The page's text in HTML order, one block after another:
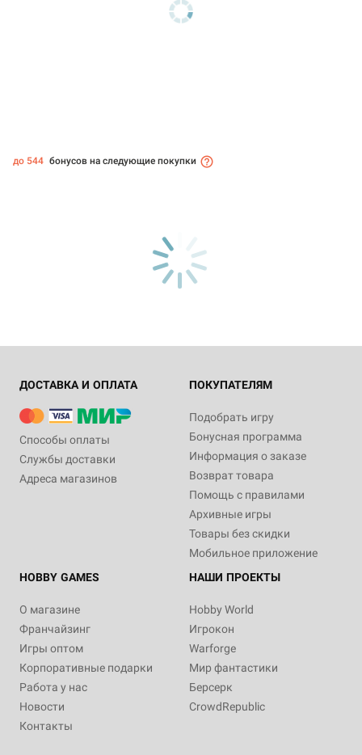
до 544 бонусов на следующие покупки
ДОСТАВКА И ОПЛАТА
Способы оплаты
Службы доставки
Адреса магазинов
ПОКУПАТЕЛЯМ
Подобрать игру
Бонусная программа
Информация о заказе
Возврат товара
Помощь с правилами
Архивные игры
Товары без скидки
Мобильное приложение
HOBBY GAMES
О магазине
Франчайзинг
Игры оптом
Корпоративные подарки
Работа у нас
Новости
Контакты
НАШИ ПРОЕКТЫ
Hobby World
Игрокон
Warforge
Мир фантастики
Берсерк
CrowdRepublic